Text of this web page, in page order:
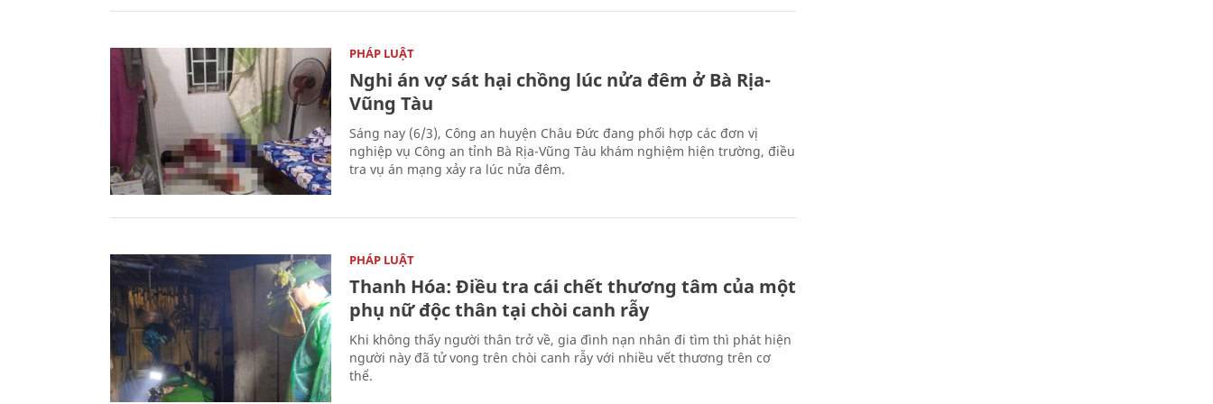
PHÁP LUẬT
Nghi án vợ sát hại chồng lúc nửa đêm ở Bà Rịa-
Vũng Tàu
Sáng nay (6/3), Công an huyện Châu Đức đang phối hợp các đơn vị
nghiệp vụ Công an tỉnh Bà Rịa-Vũng Tàu khám nghiệm hiện trường, điều
tra vụ án mạng xảy ra lúc nửa đêm.
PHÁP LUẬT
Thanh Hóa: Điều tra cái chết thương tâm của một
phụ nữ độc thân tại chòi canh rẫy
Khi không thấy người thân trở về, gia đình nạn nhân đi tìm thì phát hiện
người này đã tử vong trên chòi canh rẫy với nhiều vết thương trên cơ
thể.